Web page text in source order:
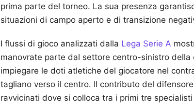
prima parte del torneo. La sua presenza
situazioni di campo aperto e di transizione
I flussi di gioco analizzati dalla Lega Serie A
manovrate parte dal settore centro-sinistro
impiegare le doti atletiche del giocatore nel
tagliano verso il centro. Il contributo del
ravvicinati dove si colloca tra i primi tre